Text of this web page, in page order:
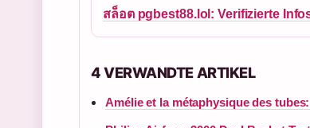
สล็อต pgbest88.lol: Verifizierte
4 VERWANDTE ARTIKEL
Amélie et la métaphysique des